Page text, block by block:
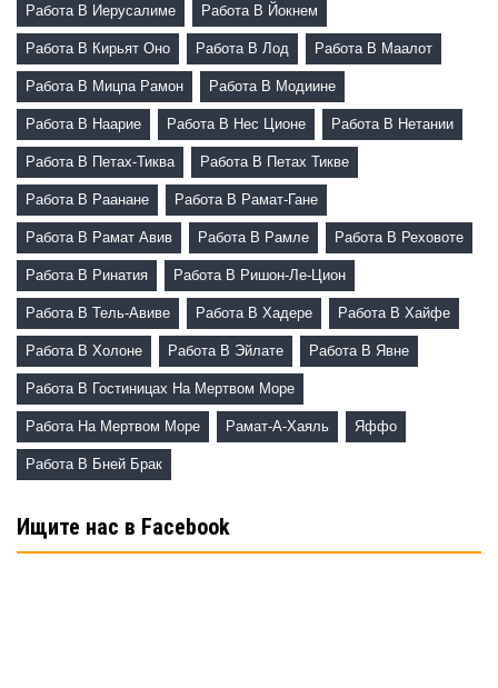
Работа В Иерусалиме Работа В Йокнем
Работа В Кирьят Оно Работа В Лод Работа В Маалот
Работа В Мицпа Рамон Работа В Модиине
Работа В Наарие Работа В Нес Ционе Работа В Нетании
Работа В Петах-Тиква Работа В Петах Тикве
Работа В Раанане Работа В Рамат-Гане
Работа В Рамат Авив Работа В Рамле Работа В Реховоте
Работа В Ринатия Работа В Ришон-Ле-Цион
Работа В Тель-Авиве Работа В Хадере Работа В Хайфе
Работа В Холоне Работа В Эйлате Работа В Явне
Работа В Гостиницах На Мертвом Море
Работа На Мертвом Море Рамат-А-Хаяль Яффо
Работа В Бней Брак
Ищите нас в Facebook